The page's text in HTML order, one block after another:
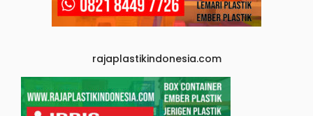
rajaplastikindonesia.com